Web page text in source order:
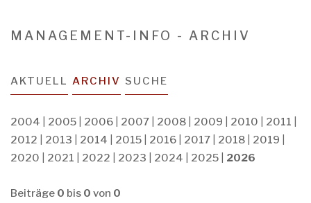
MANAGEMENT-INFO - ARCHIV
AKTUELL ARCHIV SUCHE
2004 2005 2006 2007 2008 2009 2010 2011
2012
2013 2014 2015 2016 2017 2018 2019
2020
2021 2022 2023 2024 2025 2026
Beiträge 0 bis 0 von 0